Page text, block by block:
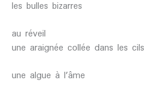
les bulles bizarres
au réveil
une araignée collée dans les cils
une algue à l’âme